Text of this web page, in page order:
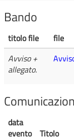
Bando
titolo file file
Avviso +
allegato.
data
evento
Titolo